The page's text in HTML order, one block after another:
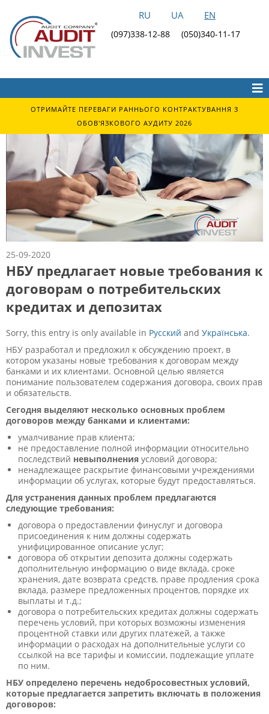
RU UA EN
(097)338-12-88 (050)340-11-17
ОТРИМАЙТЕ ПЕРЕВАГИ РАННЬОГО КОНТРАКТУВАННЯ З
ОБОВ'ЯЗКОВОГО АУДИТУ 2026
25-09-2020
НБУ предлагает новые требования к
договорам о потребительских
кредитах и депозитах
Sorry, this entry is only available in Русский and Українська.
НБУ разработал и предложил к обсуждению проект, в
котором указаны новые требования к договорам между
банками и их клиентами. Основной целью является
понимание пользователем содержания договора, своих прав
и обязательств.
Сегодня выделяют несколько основных проблем
договоров между банками и клиентами:
умалчивание прав клиента;
не предоставление полной информации относительно
последствий невыполнения условий договора;
ненадлежащее раскрытие финансовыми учреждениями
информации об услугах, которые будут предоставляться.
Для устранения данных проблем предлагаются
следующие требования:
договора о предоставлении финуслуг и договора
присоединения к ним должны содержать
унифицированное описание услуг;
договора об открытии депозита должны содержать
дополнительную информацию о виде вклада, сроке
хранения, дате возврата средств, праве продления срока
вклада, размере предложенных процентов, порядке их
выплаты и т.д.;
договора о потребительских кредитах должны содержать
перечень условий, при которых возможны изменения
процентной ставки или других платежей, а также
информации о расходах на дополнительные услуги со
ссылкой на все тарифы и комиссии, подлежащие уплате
по ним.
НБУ определено перечень недобросовестных условий,
которые предлагается запретить включать в положения
договоров: